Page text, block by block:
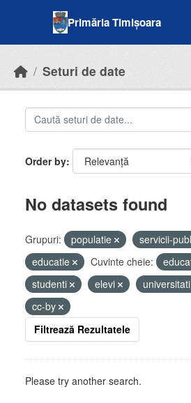
Primăria Timișoara
Seturi de date
Order by
No datasets found
Grupuri: populatie
servicii-
educatie
Cuvinte cheie:
studenti
elevi universitati
cc-by
Filtrează Rezultatele
Please try another search.